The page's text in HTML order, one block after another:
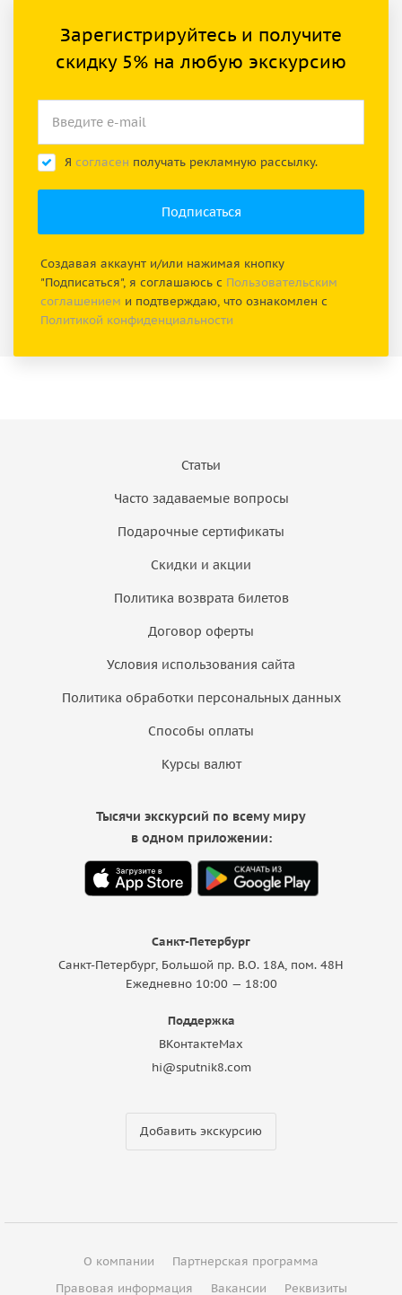
Зарегистрируйтесь и получите
скидку 5% на любую экскурсию
Я согласен получать рекламную рассылку.
Создавая аккаунт и/или нажимая кнопку
"Подписаться", я соглашаюсь с Пользовательским
соглашением и подтверждаю, что ознакомлен с
Политикой конфиденциальности
Статьи
Часто задаваемые вопросы
Подарочные сертификаты
Скидки и акции
Политика возврата билетов
Договор оферты
Условия использования сайта
Политика обработки персональных данных
Способы оплаты
Курсы валют
Санкт-Петербург
Санкт-Петербург, Большой пр. В.О. 18A, пом. 48Н
Ежедневно 10:00 — 18:00
Поддержка
ВКонтактеMax
hi@sputnik8.com
Добавить экскурсию
Тысячи экскурсий по всему миру
в одном приложении:
О компании
Партнерская программа
Правовая информация
Вакансии Реквизиты